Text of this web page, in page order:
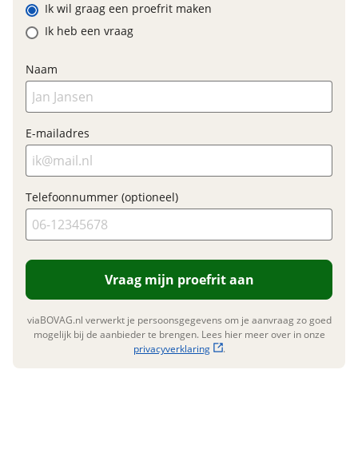
E-bike
Elektrisch?
Accupositie
Motormerk
Bosch
Financieel
Prijs
BTW/marge
BTW
Bijtellingspercentage
Nieuwprijs
€ 3.399,-
Garanties
Nieuwe accu
Inbegrepen
Meerprijs:
€ 0,-
Wat is een nieuwe accu?
Ik wil graag een proefrit maken
Ik heb een vraag
Naam
E-mailadres
Telefoonnummer (optioneel)
Vraag mijn proefrit aan
viaBOVAG.nl verwerkt je persoonsgegevens om je aanvraag zo goed
mogelijk bij de aanbieder te brengen. Lees hier meer over in onze
privacyverklaring
.